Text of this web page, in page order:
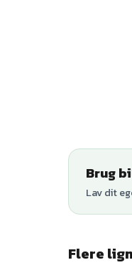
Brug
Lav dit
Flere